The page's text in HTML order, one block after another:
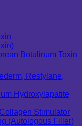
Botulinum Toxin
Restylane,
Hydroxylapatite
Stimulator
(Autologous Filler)